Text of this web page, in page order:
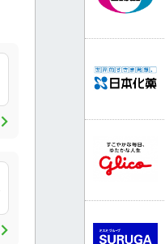
chevron_right
chevron_right